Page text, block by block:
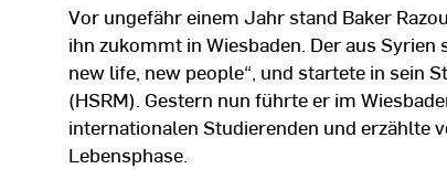
Vor ungefähr einem Jahr stand Baker
ihn zukommt in Wiesbaden. Der aus
new life, new people“, und startete in sein
(HSRM). Gestern nun führte er im
internationalen Studierenden und erzählte
Lebensphase.